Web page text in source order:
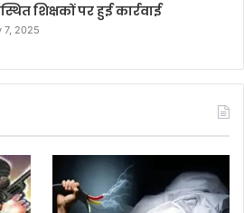
शिक्षकों पर हुई कार्रवाई
7, 2025